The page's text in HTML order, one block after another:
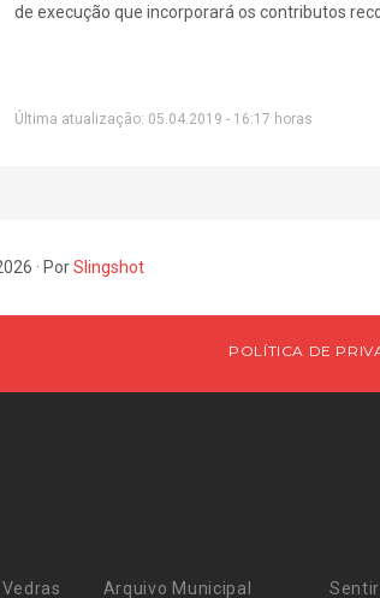
de execução que incorporará os contributos
Última atualização: 05.04.2019 - 16:17 horas
· PorSlingshot
POLÍTICA DE
Arquivo Municipal